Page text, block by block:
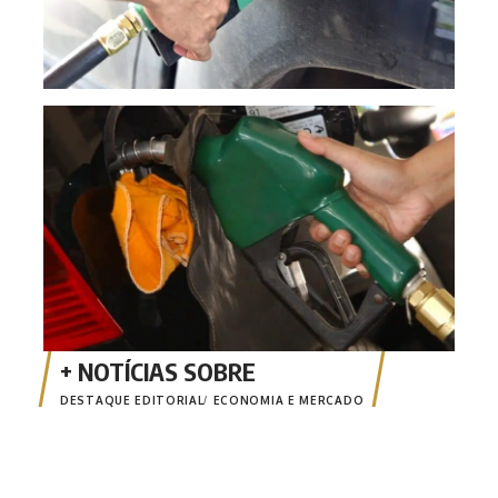
DESTAQUE EDITORIAL ECONOMIA E MERCADO